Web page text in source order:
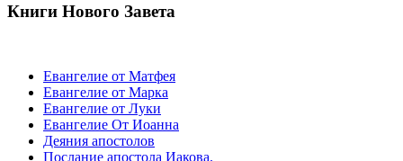
Книги Нового Завета
Евангелие от Матфея
Евангелие от Марка
Евангелие от Луки
Евангелие От Иоанна
Деяния апостолов
Послание апостола Иакова.